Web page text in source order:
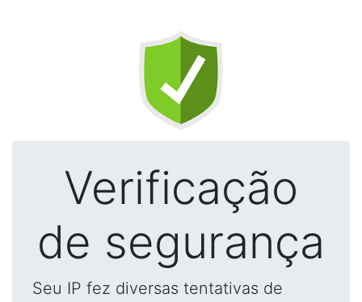
Verificação
de segurança
Seu IP fez diversas tentativas de